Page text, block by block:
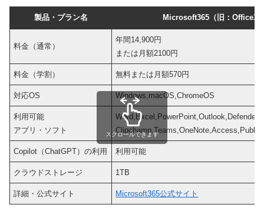
製品・プラン名 Microsoft365（旧：
料金（通常）
年間14,900円
または月額2100円
料金（学割） 無料または月額570円
対応OS Windows,macOS,ChromeOS
利用可能
アプリ・ソフト
Word,Excel,PowerPoint,Outlook,Defender,
Copilot（ChatGPT）の利用 利用可能
クラウドストレージ 1TB
詳細・公式サイト Microsoft365公式サイト
スクロールできます